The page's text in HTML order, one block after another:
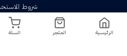
شروط
سياسة
سياسة الإستبدال
الرئيسية المتجر السلة